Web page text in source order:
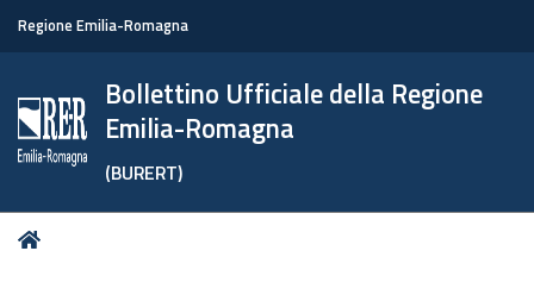
Regione Emilia-Romagna
Bollettino Ufficiale della Regione
Emilia-Romagna
(BURERT)
Tu